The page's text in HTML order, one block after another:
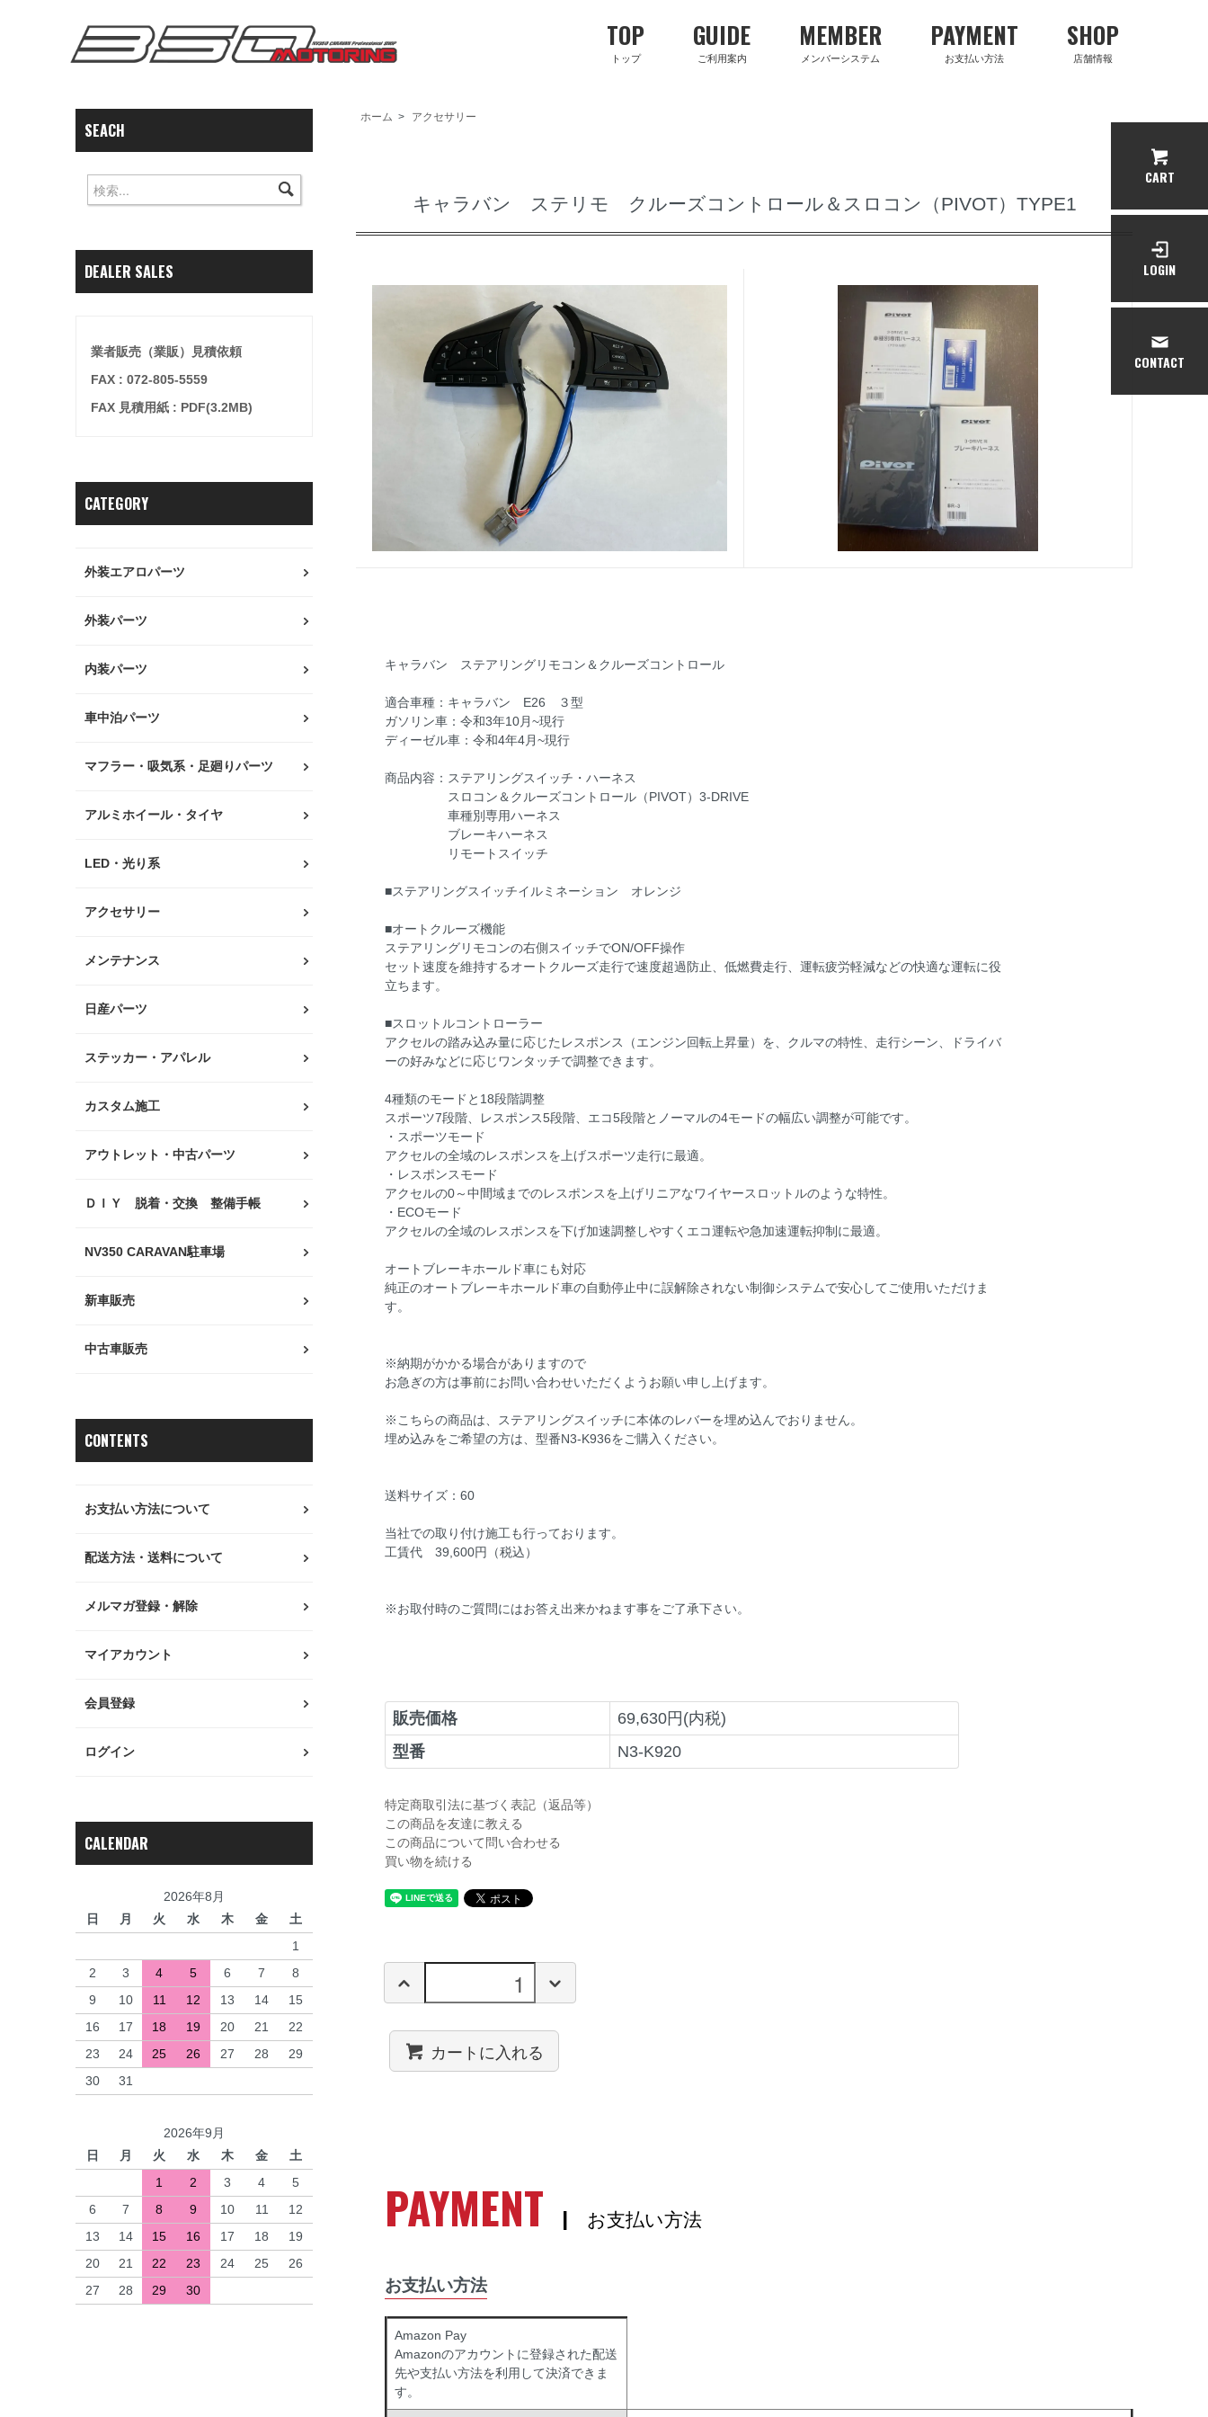
TOP
トップ
GUIDE
ご利用案内
MEMBER
メンバーシステム
PAYMENT
お支払い方法
SHOP
店舗情報
ホーム > アクセサリー
キャラバン ステリモ クルーズコントロール＆スロコン（PIVOT）TYPE1
キャラバン ステアリングリモコン＆クルーズコントロール
適合車種：キャラバン E26 ３型
ガソリン車：令和3年10月~現行
ディーゼル車：令和4年4月~現行
商品内容：ステアリングスイッチ・ハーネス
スロコン＆クルーズコントロール（PIVOT）3-DRIVE
車種別専用ハーネス
ブレーキハーネス
リモートスイッチ
■ステアリングスイッチイルミネーション オレンジ
■オートクルーズ機能
ステアリングリモコンの右側スイッチでON/OFF操作
セット速度を維持するオートクルーズ走行で速度超過防止、低燃費走行、運転疲労軽減などの快適な運転に役
立ちます。
■スロットルコントローラー
アクセルの踏み込み量に応じたレスポンス（エンジン回転上昇量）を、クルマの特性、走行シーン、ドライバ
ーの好みなどに応じワンタッチで調整できます。
4種類のモードと18段階調整
スポーツ7段階、レスポンス5段階、エコ5段階とノーマルの4モードの幅広い調整が可能です。
・スポーツモード
アクセルの全域のレスポンスを上げスポーツ走行に最適。
・レスポンスモード
アクセルの0～中間域までのレスポンスを上げリニアなワイヤースロットルのような特性。
・ECOモード
アクセルの全域のレスポンスを下げ加速調整しやすくエコ運転や急加速運転抑制に最適。
オートブレーキホールド車にも対応
純正のオートブレーキホールド車の自動停止中に誤解除されない制御システムで安心してご使用いただけま
す。
※納期がかかる場合がありますので
お急ぎの方は事前にお問い合わせいただくようお願い申し上げます。
※こちらの商品は、ステアリングスイッチに本体のレバーを埋め込んでおりません。
埋め込みをご希望の方は、型番N3-K936をご購入ください。
送料サイズ：60
当社での取り付け施工も行っております。
工賃代 39,600円（税込）
※お取付時のご質問にはお答え出来かねます事をご了承下さい。
販売価格
69,630円(内税)
型番
N3-K920
特定商取引法に基づく表記（返品等）
この商品を友達に教える
この商品について問い合わせる
買い物を続ける
カートに入れる
PAYMENT | お支払い方法
お支払い方法
Amazon Pay
Amazonのアカウントに登録された配送
先や支払い方法を利用して決済できま
す。
SEACH
DEALER SALES
業者販売（業販）見積依頼
FAX : 072-805-5559
FAX 見積用紙 : PDF(3.2MB)
CATEGORY
外装エアロパーツ
外装パーツ
内装パーツ
車中泊パーツ
マフラー・吸気系・足廻りパーツ
アルミホイール・タイヤ
LED・光り系
アクセサリー
メンテナンス
日産パーツ
ステッカー・アパレル
カスタム施工
アウトレット・中古パーツ
ＤＩＹ 脱着・交換 整備手帳
NV350 CARAVAN駐車場
新車販売
中古車販売
CONTENTS
お支払い方法について
配送方法・送料について
メルマガ登録・解除
マイアカウント
会員登録
ログイン
CALENDAR
2026年8月
日
月 火 水 木 金
土
1
2
3 4 5 6 7
8
9
10 11 12 13 14
15
16
17 18 19 20 21
22
23
24 25 26 27 28
29
30
31
2026年9月
日
月 火 水 木 金
土
1
2 3 4
5
6
7 8 9 10 11
12
13
14 15 16 17 18
19
20
21 22 23 24 25
26
27
28 29 30
CART
LOGIN
CONTACT